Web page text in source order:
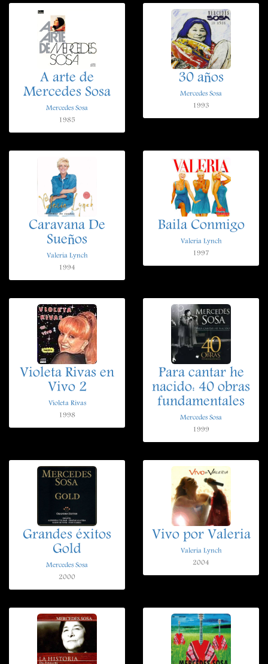
A arte de
Mercedes Sosa
Mercedes Sosa
1985
30 años
Mercedes Sosa
1993
Caravana De
Sueños
Valeria Lynch
1994
Baila Conmigo
Valeria Lynch
1997
Violeta Rivas en
Vivo 2
Violeta Rivas
1998
Para cantar he
nacido: 40 obras
fundamentales
Mercedes Sosa
1999
Grandes éxitos
Gold
Mercedes Sosa
2000
Vivo por Valeria
Valeria Lynch
2004